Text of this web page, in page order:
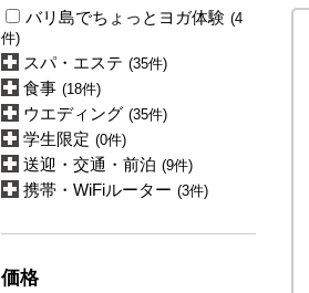
バリ島でちょっとヨガ体験 (4
件)
スパ・エステ (35件)
食事 (18件)
ウエディング (35件)
学生限定 (0件)
送迎・交通・前泊 (9件)
携帯・WiFiルーター (3件)
価格